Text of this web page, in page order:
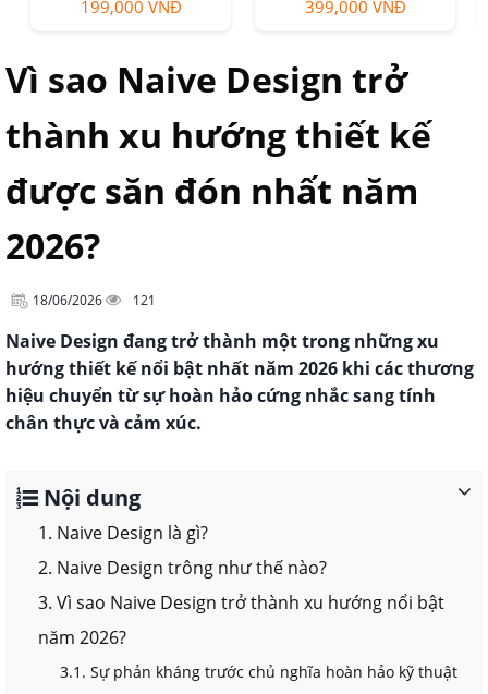
199,000 VNĐ 399,000 VNĐ
Vì sao Naive Design trở
thành xu hướng thiết kế
được săn đón nhất năm
2026?
18/06/2026 121
Naive Design đang trở thành một trong những xu
hướng thiết kế nổi bật nhất năm 2026 khi các thương
hiệu chuyển từ sự hoàn hảo cứng nhắc sang tính
chân thực và cảm xúc.
Nội dung
1. Naive Design là gì?
2. Naive Design trông như thế nào?
3. Vì sao Naive Design trở thành xu hướng nổi bật
năm 2026?
3.1. Sự phản kháng trước chủ nghĩa hoàn hảo kỹ thuật